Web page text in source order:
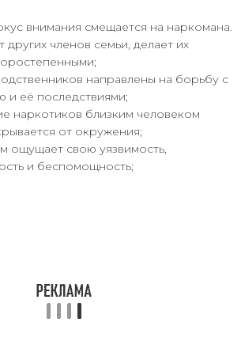
внимания смещается на наркомана.
других членов семьи, делает их
направлены на борьбу с
и её последствиями;
наркотиков близким человеком
от окружения;
ощущает свою уязвимость,
и беспомощность;